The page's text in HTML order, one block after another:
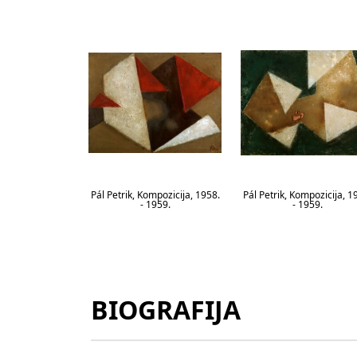
Pál Petrik, Kompozicija, 1958.
- 1959.
Pál Petrik, Kompozicija,
- 1959.
BIOGRAFIJA